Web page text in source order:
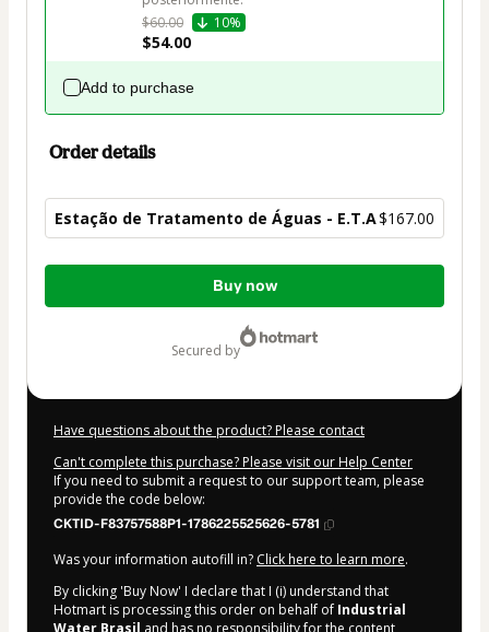
$60.00
10%
$54.00
Add to purchase
Order details
Estação de Tratamento de Águas - E.T.A$167.00
Total
Buy now
secured by
Have questions about the product? Please contact
Can't complete this purchase? Please visit our Help Center
If you need to submit a request to our support team, please
provide the code below:
CKTID-F83757588P1-1786225525626-5781
Was your information autofill in? Click here to learn more.
By clicking 'Buy Now' I declare that I (i) understand that
Hotmart is processing this order on behalf of Industrial